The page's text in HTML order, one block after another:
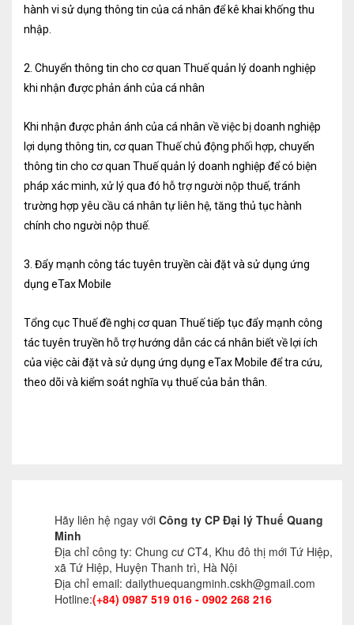
Tư vấn kế toán
Cung cấp DV Kế toán trưởng và Kế toán
Dịch vụ Doanh nghiệp
Thành lập mới Doanh nghiệp, hộ cá thể
Thay đổi Giấy phép Đăng ký Kinh Doanh
Hóa đơn điện tử
Dịch vụ Kiểm toán
Dịch vụ thẩm định giá
Thi công, lắp đặt nhôm kính
hành vi sử dụng thông tin của cá nhân để kê khai khống thu
nhập.
2. Chuyển thông tin cho cơ quan Thuế quản lý doanh nghiệp
khi nhận được phản ánh của cá nhân
Khi nhận được phản ánh của cá nhân về việc bị doanh nghiệp
lợi dụng thông tin, cơ quan Thuế chủ động phối hợp, chuyển
thông tin cho cơ quan Thuế quản lý doanh nghiệp để có biện
pháp xác minh, xử lý qua đó hỗ trợ người nộp thuế, tránh
trường hợp yêu cầu cá nhân tự liên hệ, tăng thủ tục hành
chính cho người nộp thuế.
3. Đẩy mạnh công tác tuyên truyền cài đặt và sử dụng ứng
dụng eTax Mobile
Tổng cục Thuế đề nghị cơ quan Thuế tiếp tục đẩy mạnh công
tác tuyên truyền hỗ trợ hướng dẫn các cá nhân biết về lợi ích
của việc cài đặt và sử dụng ứng dụng eTax Mobile để tra cứu,
theo dõi và kiểm soát nghĩa vụ thuế của bản thân.
Hãy liên hệ ngay với Công ty CP Đại lý Thuế Quang
Minh
Địa chỉ công ty: Chung cư CT4, Khu đô thị mới Tứ Hiệp,
xã Tứ Hiệp, Huyện Thanh trì, Hà Nội
Địa chỉ email: dailythuequangminh.cskh@gmail.com
Hotline:(+84) 0987 519 016 - 0902 268 216